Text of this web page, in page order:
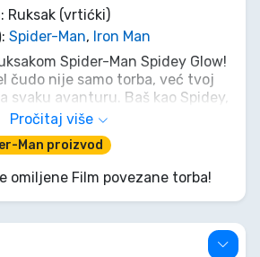
: Ruksak (vrtićki)
: Spider-Man, Iron Man
Spider-Man Spidey Glow!
čudo nije samo torba, već tvoj
svaku avanturu. Baš kao Spidey,
sve, noseći svu svoju opremu s
tvoj unutarnji heroj svijetli jarko
koji baca mreže, dokazujući da
ostaviti veliki utisak. Spremi se
po korak!
Pročitaj više
Man proizvod
omiljene Film povezane torba!